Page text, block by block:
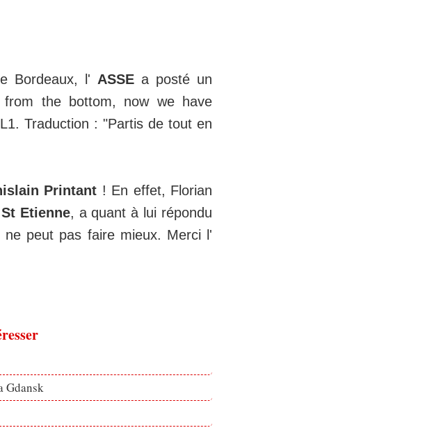
Bordeaux, l' ASSE a posté un
the bottom, now we have
Traduction : "Partis de tout en
Printant ! En effet, Florian
Etienne, a quant à lui répondu
peut pas faire mieux. Merci l'
Gdansk